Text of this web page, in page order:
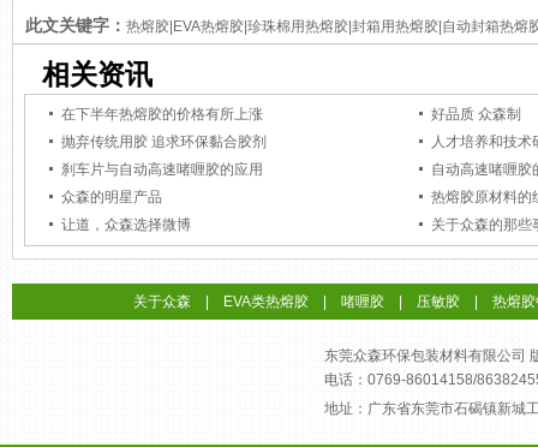
此文关键字： 热熔胶|EVA热熔胶|珍珠棉用热熔胶|封箱用热熔胶|自动封箱热熔
相关资讯
在下半年热熔胶的价格有所上涨
好品质 众森制
抛弃传统用胶 追求环保黏合胶剂
人才培养和技术
刹车片与自动高速啫喱胶的应用
自动高速啫喱胶
众森的明星产品
热熔胶原材料的
让道，众森选择微博
关于众森的那些
关于众森 EVA类热熔胶 啫喱胶 压敏胶 热熔
东莞众森环保包装材料有限公司
电话：0769-86014158/
地址：广东省东莞市石碣镇新城